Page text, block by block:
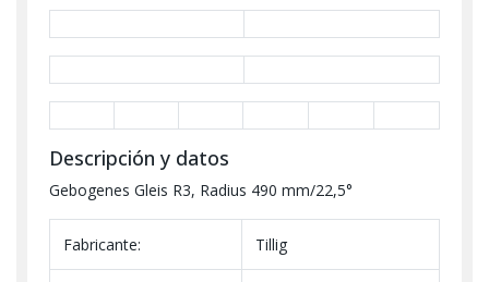
Descripción y datos
Gebogenes Gleis R3, Radius 490 mm/22,5°
Fabricante: Tillig